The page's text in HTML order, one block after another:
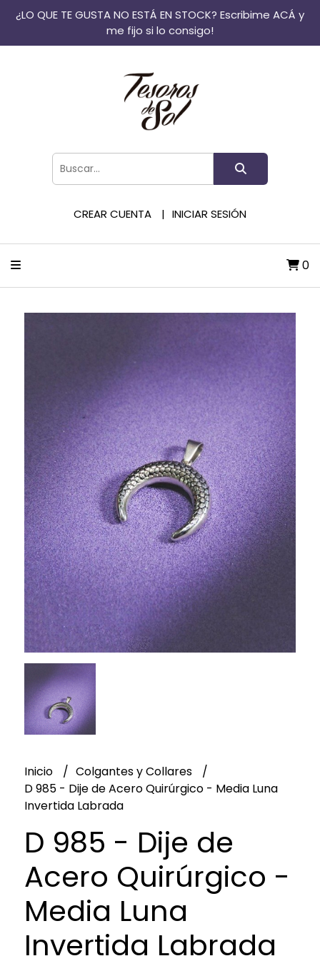
¿LO QUE TE GUSTA NO ESTÁ EN STOCK? Escribime ACÁ y
me fijo si lo consigo!
CREAR CUENTA INICIAR SESIÓN
0
Inicio
Colgantes y Collares
D 985 - Dije de Acero Quirúrgico - Media Luna
Invertida Labrada
D 985 - Dije de
Acero Quirúrgico -
Media Luna
Invertida Labrada